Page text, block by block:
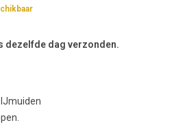
dezelfde dag verzonden.